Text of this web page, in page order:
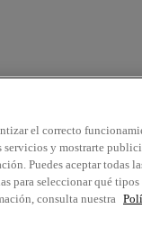
el correcto
servicios y mostrarte
Puedes aceptar todas
para seleccionar qué tipos
consulta nuestra